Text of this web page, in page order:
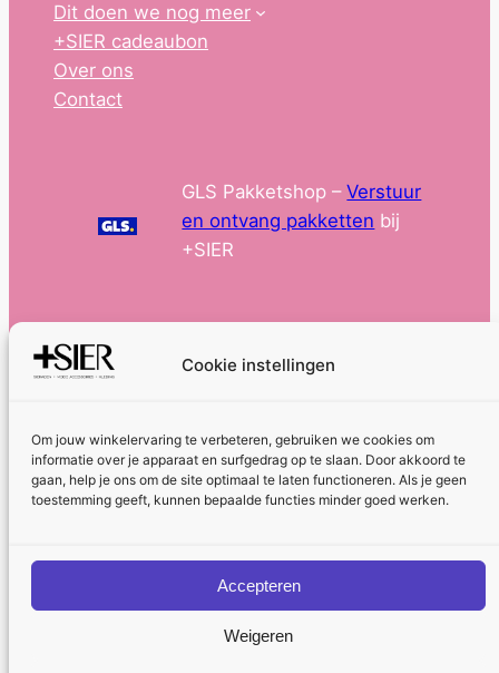
Cookie instellingen
Om jouw winkelervaring te verbeteren, gebruiken we cookies om
informatie over je apparaat en surfgedrag op te slaan. Door akkoord te
gaan, help je ons om de site optimaal te laten functioneren. Als je geen
toestemming geeft, kunnen bepaalde functies minder goed werken.
Accepteren
Weigeren
Dit doen we nog meer
+SIER cadeaubon
Over ons
Contact
GLS Pakketshop –Verstuur
en ontvang pakketten bij
+SIER
Algemene voorwaardenPrivacybeleid
+SIER